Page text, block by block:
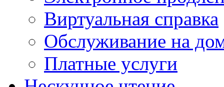
Виртуальная справка
Обслуживание на
Платные услуги